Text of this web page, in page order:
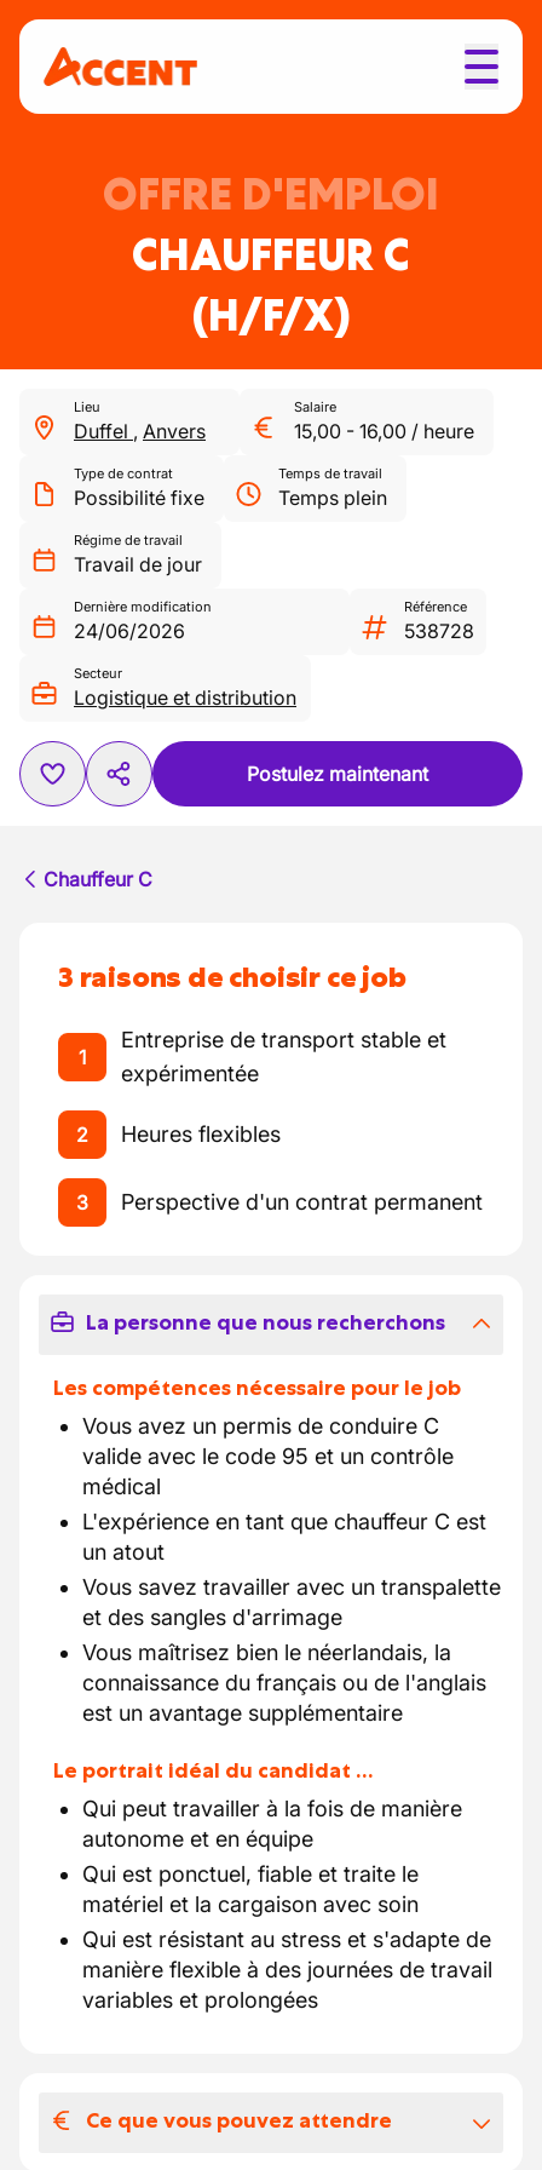
OFFRE D'EMPLOI
CHAUFFEUR C
(H/F/X)
Lieu
Duffel , Anvers
Salaire
15,00 - 16,00 / heure
Type de contrat
Possibilité fixe
Temps de travail
Temps plein
Régime de travail
Travail de jour
Dernière modification
24/06/2026
Référence
538728
Secteur
Logistique et distribution
Postulez maintenant
Chauffeur C
3 raisons de choisir ce job
1
Entreprise de transport stable et
expérimentée
2 Heures flexibles
3 Perspective d'un contrat permanent
La personne que nous recherchons
Les compétences nécessaire pour le job
Vous avez un permis de conduire C
valide avec le code 95 et un contrôle
médical
L'expérience en tant que chauffeur C est
un atout
Vous savez travailler avec un transpalette
et des sangles d'arrimage
Vous maîtrisez bien le néerlandais, la
connaissance du français ou de l'anglais
est un avantage supplémentaire
Le portrait idéal du candidat …
Qui peut travailler à la fois de manière
autonome et en équipe
Qui est ponctuel, fiable et traite le
matériel et la cargaison avec soin
Qui est résistant au stress et s'adapte de
manière flexible à des journées de travail
variables et prolongées
Ce que vous pouvez attendre